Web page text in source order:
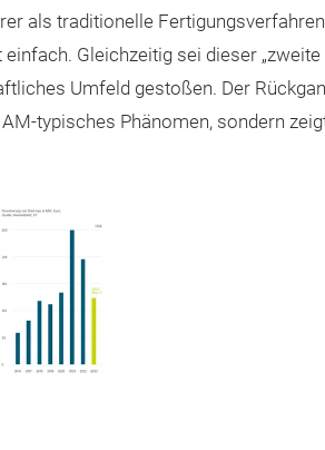
als traditionelle
Gleichzeitig sei dieser „zweite
Umfeld gestoßen. Der
typisches Phänomen, sondern